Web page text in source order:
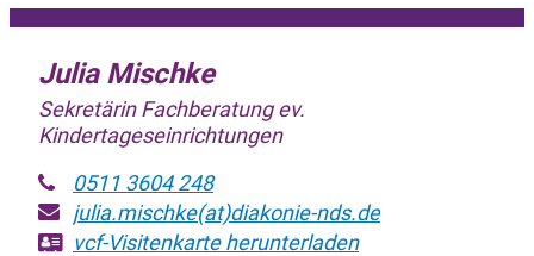
Julia Mischke
Sekretärin Fachberatung ev.
Kindertageseinrichtungen
0511 3604 248
julia.mischke(at)diakonie-nds.de
vcf-Visitenkarteherunterladen